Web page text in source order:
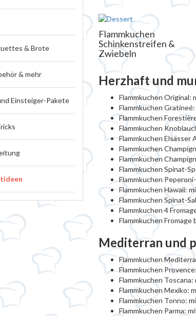
& Brote
& mehr
Einsteiger-Pakete
Flammkuchen
Schinkenstreifen &
Zwiebeln
Herzhaft und
Flammkuchen
Flammkuchen
Flammkuchen
Flammkuchen
Flammkuchen
Flammkuchen
Flammkuchen
Flammkuchen Spinat-
Flammkuchen
Flammkuchen Hawaii:
Flammkuchen Spinat-
Flammkuchen 4
Flammkuchen Fromage
Mediterran und
Flammkuchen
Flammkuchen
Flammkuchen
Flammkuchen Mexiko:
Flammkuchen Tonno:
Flammkuchen Parma: